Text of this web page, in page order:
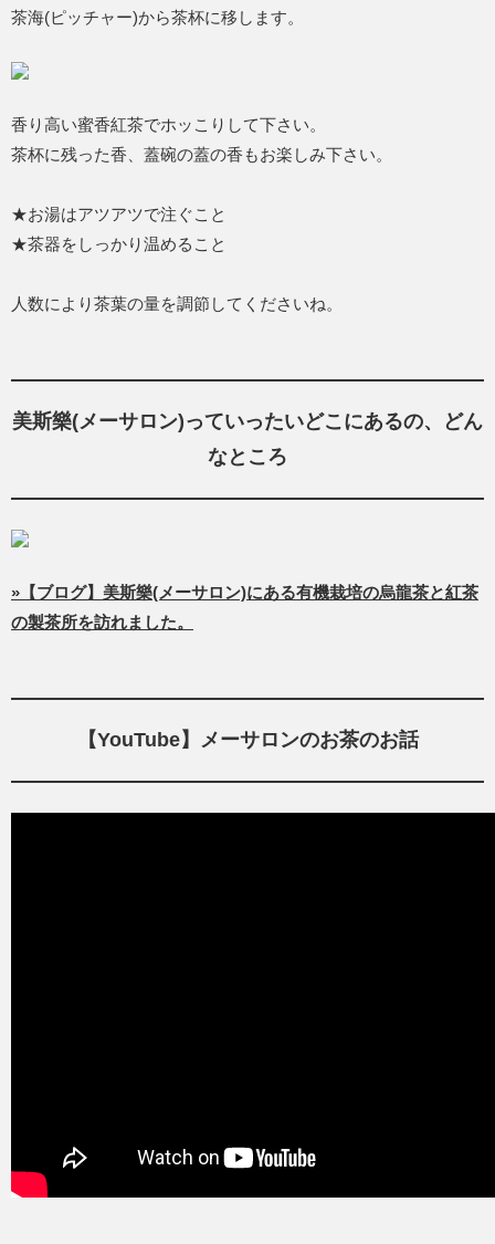
茶海(ピッチャー)から茶杯に移します。
香り高い蜜香紅茶でホッこりして下さい。
茶杯に残った香、蓋碗の蓋の香もお楽しみ下さい。
★お湯はアツアツで注ぐこと
★茶器をしっかり温めること
人数により茶葉の量を調節してくださいね。
美斯樂(メーサロン)っていったいどこにあるの、どん
なところ
»【ブログ】美斯樂(メーサロン)にある有機栽培の烏龍茶と紅茶
の製茶所を訪れました。
【YouTube】メーサロンのお茶のお話